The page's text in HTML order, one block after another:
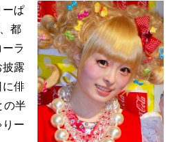
ぱ
都
ラ
披露
に俳
の半
りー